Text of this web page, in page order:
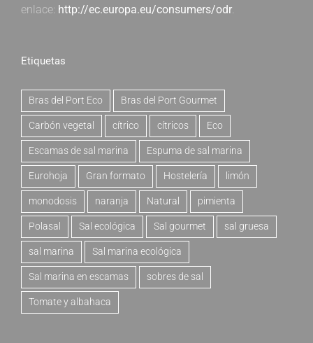
enlace: http://ec.europa.eu/consumers/odr.
Etiquetas
Bras del Port Eco Bras del Port Gourmet
Carbón vegetal cítrico cítricos Eco
Escamas de sal marina Espuma de sal marina
Eurohoja Gran formato Hostelería limón
monodosis naranja Natural pimienta
Polasal Sal ecológica Sal gourmet sal gruesa
sal marina Sal marina ecológica
Sal marina en escamas sobres de sal
Tomate y albahaca